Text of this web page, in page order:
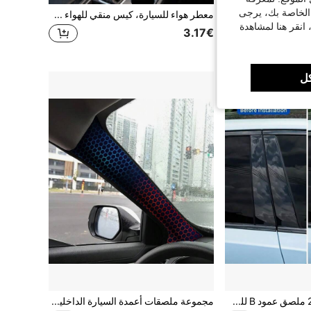
معطر هواء للسيارة، كيس منقي للهواء مزيل للروائح يدوم طويلاً، برائحة الكرز، مناسب للسيارة والخزانة وغرفة النوم وخزانة الملابس المنزلية، يخلق رائحة السيارة الجديدة، مثالي للسفر وخزانة الجيم وعيد الأم وعيد الشكر وهدية تدشين المنزل، ضروري للسفر الصيفي
3.17€
مجموعة واحدة من 2 ملصق عمود B للسيارة بتصميم قطة الشهب، تتميز بتصميم ظل السماء الليلية المرصعة بالنجوم مع النجوم والمجرات، ملصقات فينيل مقاومة للماء والأشعة فوق البنفسجية توفر حماية من الخدوش، مناسبة للمركبات الصغيرة مجموعة ملصقات أعمدة السيارة الداخلية A و B و C بنمط خلية النحل الكرتوني باللونين الأزرق والأحمر، مع ظهر لاصق ذاتي
الخاصة بك، يرجى
انقر هنا لمشاهدة